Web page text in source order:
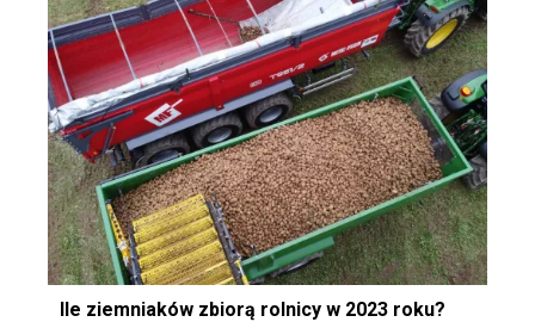
Ile ziemniaków zbiorą rolnicy w 2023 roku?